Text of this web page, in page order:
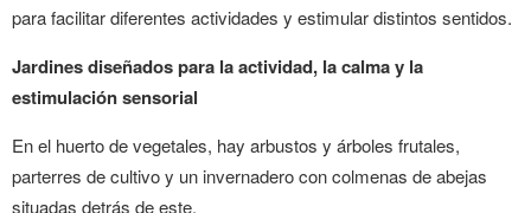
para facilitar diferentes actividades y estimular distintos sentidos.
Jardines diseñados para la actividad, la calma y la
estimulación sensorial
En el huerto de vegetales, hay arbustos y árboles frutales,
parterres de cultivo y un invernadero con colmenas de abejas
situadas detrás de este.